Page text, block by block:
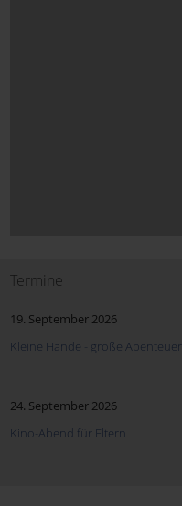
Termine
19. September 2026
Kleine Hände - große Abenteuer
24. September 2026
Kino-Abend für Eltern